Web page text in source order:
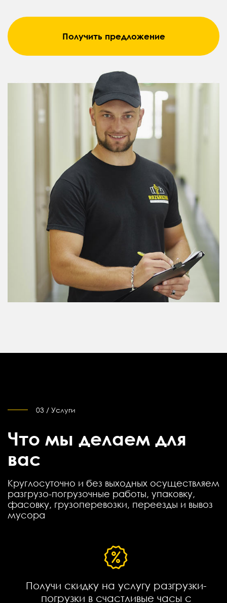
Получить предложение
03 / Услуги
Что мы делаем для
вас
Круглосуточно и без выходных осуществляем
разгрузо-погрузочные работы, упаковку,
фасовку, грузоперевозки, переезды и вывоз
мусора
Получи скидку на услугу разгрузки-
погрузки в счастливые часы с